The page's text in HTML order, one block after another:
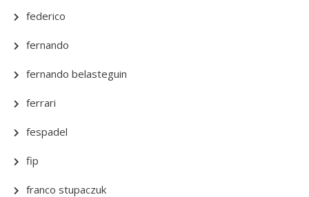
federico
fernando
fernando belasteguin
ferrari
fespadel
fip
franco stupaczuk